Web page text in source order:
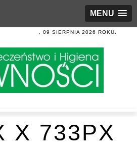
MENU
, 09 SIERPNIA 2026 ROKU.
X 733PX